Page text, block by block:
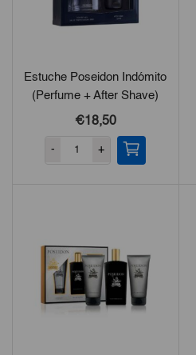
Estuche Poseidon Indómito
(Perfume + After Shave)
€18,50
- +